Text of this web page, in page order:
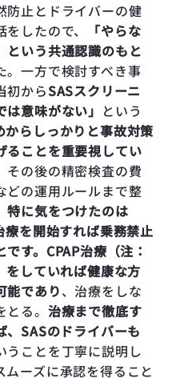
防止とドライバーの健
したので、
「やらな
という共通認識のもと
。一方で検討すべき事
初からSASスクリーニ
意味がない」 という
からしっかりと事故対策
ることを重要視してい
その後の精密検査の費
どの運用ルールまで整
特に気をつけたのは
療を開始すれば乗務禁止
す。CPAP治療（注：
をしていれば健康な方
能であり、治療をしな
る。 治療まで徹底す
、SASのドライバーも
うことを丁寧に説明し
ーズに承認を得ること